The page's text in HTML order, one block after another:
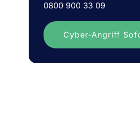
0800 900 33 09
Cyber-Angriff